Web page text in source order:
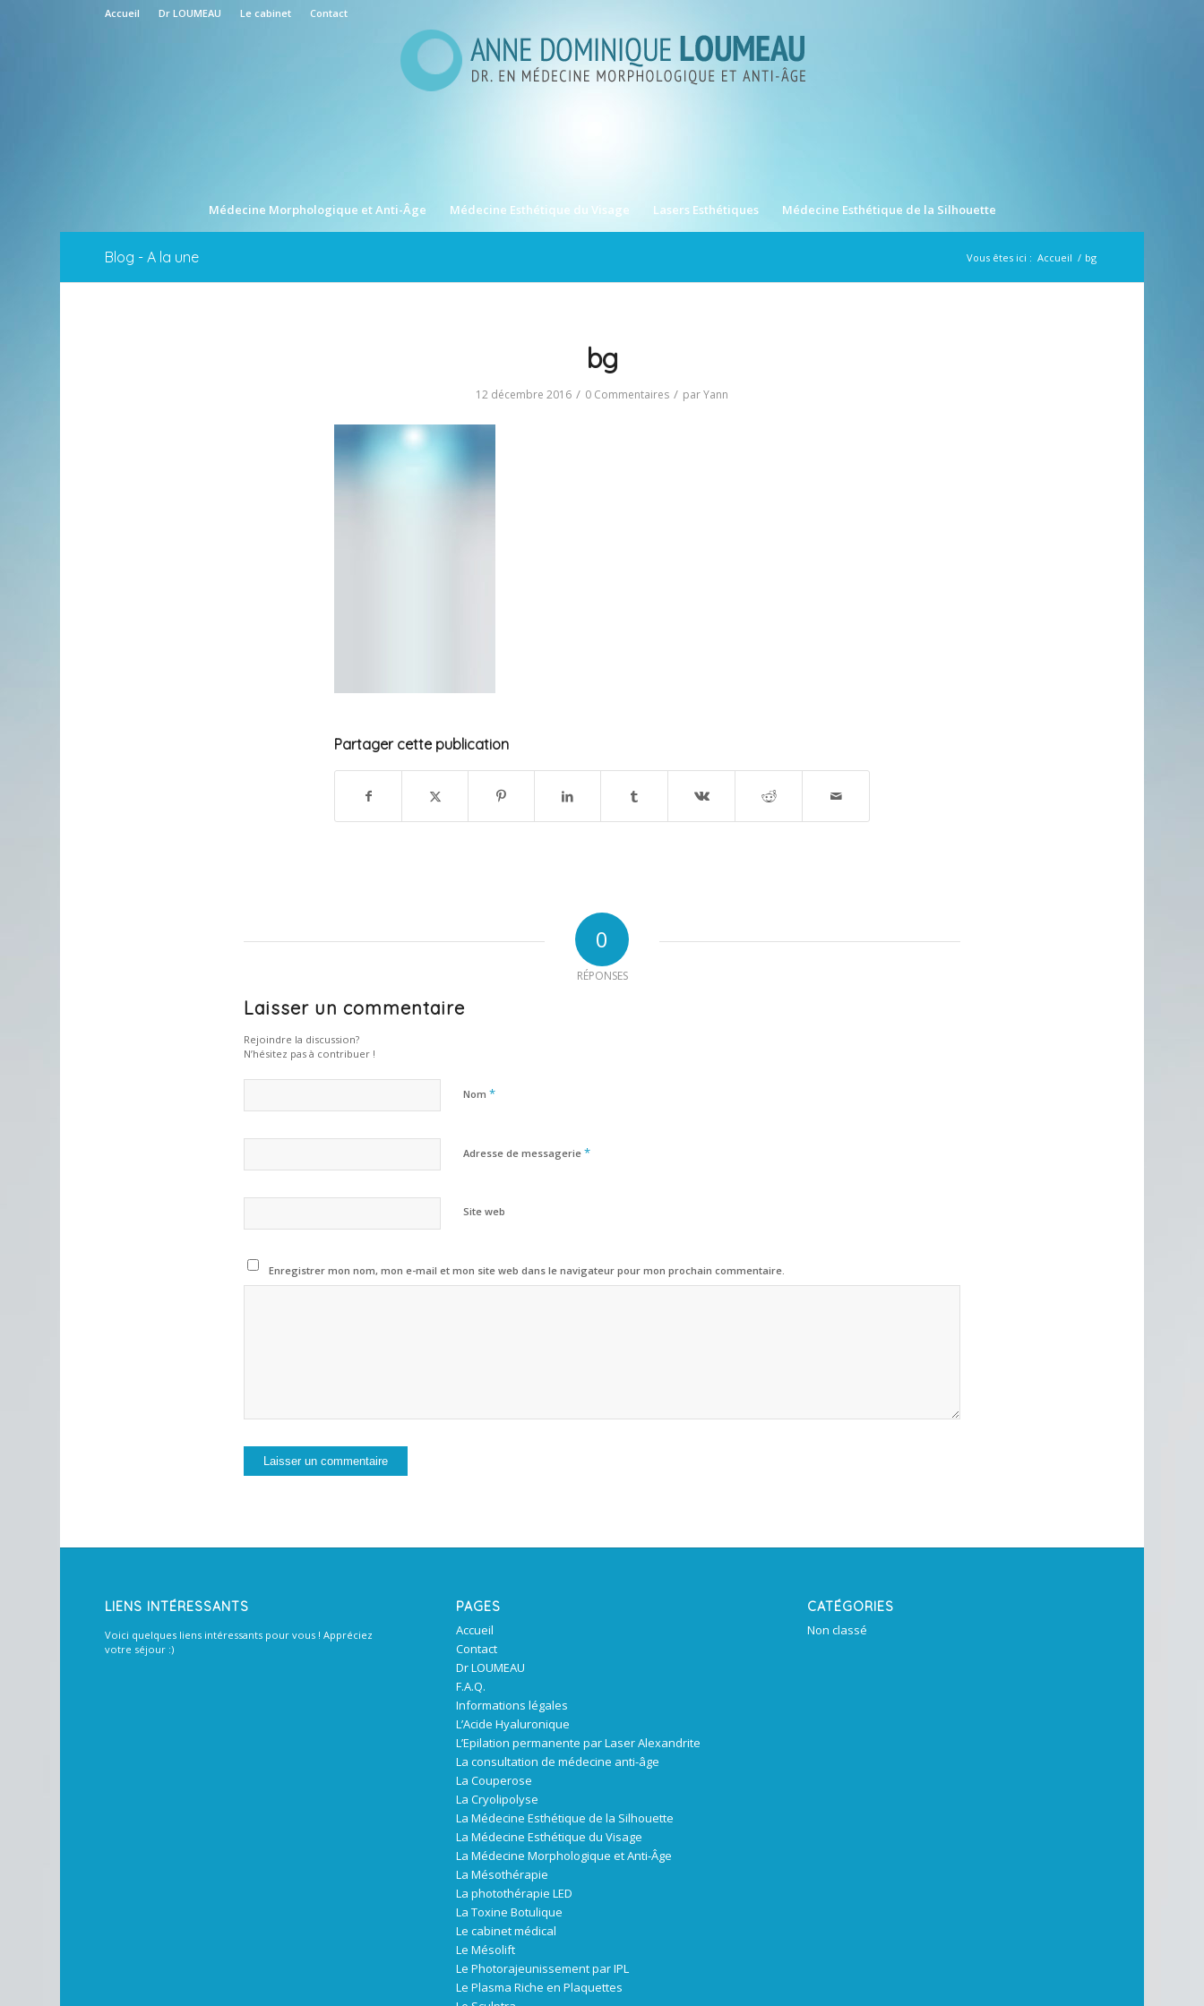
Accueil Dr LOUMEAU Le cabinet Contact
Médecine Morphologique et Anti-Âge Médecine Esthétique du Visage Lasers Esthétiques Médecine Esthétique de la Silhouette
Blog - A la une Vous êtes ici : Accueil / bg
bg
12 décembre 2016 / 0 Commentaires / parYann
Partager cette publication
0
RÉPONSES
Laisser un commentaire
Rejoindre la discussion?
N’hésitez pas à contribuer !
Nom *
Adresse de messagerie *
Site web
Enregistrer mon nom, mon e-mail et mon site web dans le navigateur pour mon prochain commentaire.
LIENS INTÉRESSANTS
Voici quelques liens intéressants pour vous ! Appréciez
votre séjour :)
PAGES
Accueil
Contact
Dr LOUMEAU
F.A.Q.
Informations légales
L’Acide Hyaluronique
L’Epilation permanente par Laser Alexandrite
La consultation de médecine anti-âge
La Couperose
La Cryolipolyse
La Médecine Esthétique de la Silhouette
La Médecine Esthétique du Visage
La Médecine Morphologique et Anti-Âge
La Mésothérapie
La photothérapie LED
La Toxine Botulique
Le cabinet médical
Le Mésolift
Le Photorajeunissement par IPL
Le Plasma Riche en Plaquettes
CATÉGORIES
Non classé